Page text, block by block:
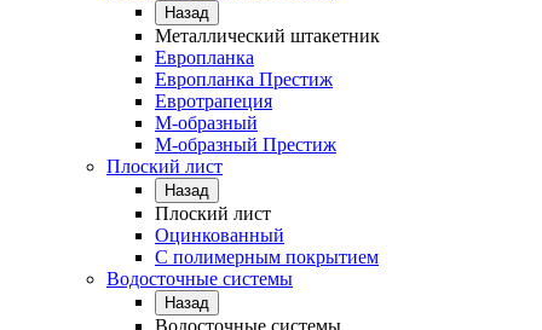
Назад
Металлический штакетник
Европланка
Европланка Престиж
Евротрапеция
М-образный
М-образный Престиж
Плоский лист
Назад
Плоский лист
Оцинкованный
С полимерным покрытием
Водосточные системы
Назад
Водосточные системы